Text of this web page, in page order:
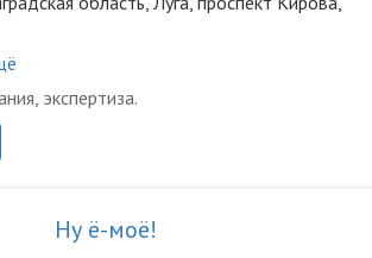
экспертиза.
Ну ё-моё!